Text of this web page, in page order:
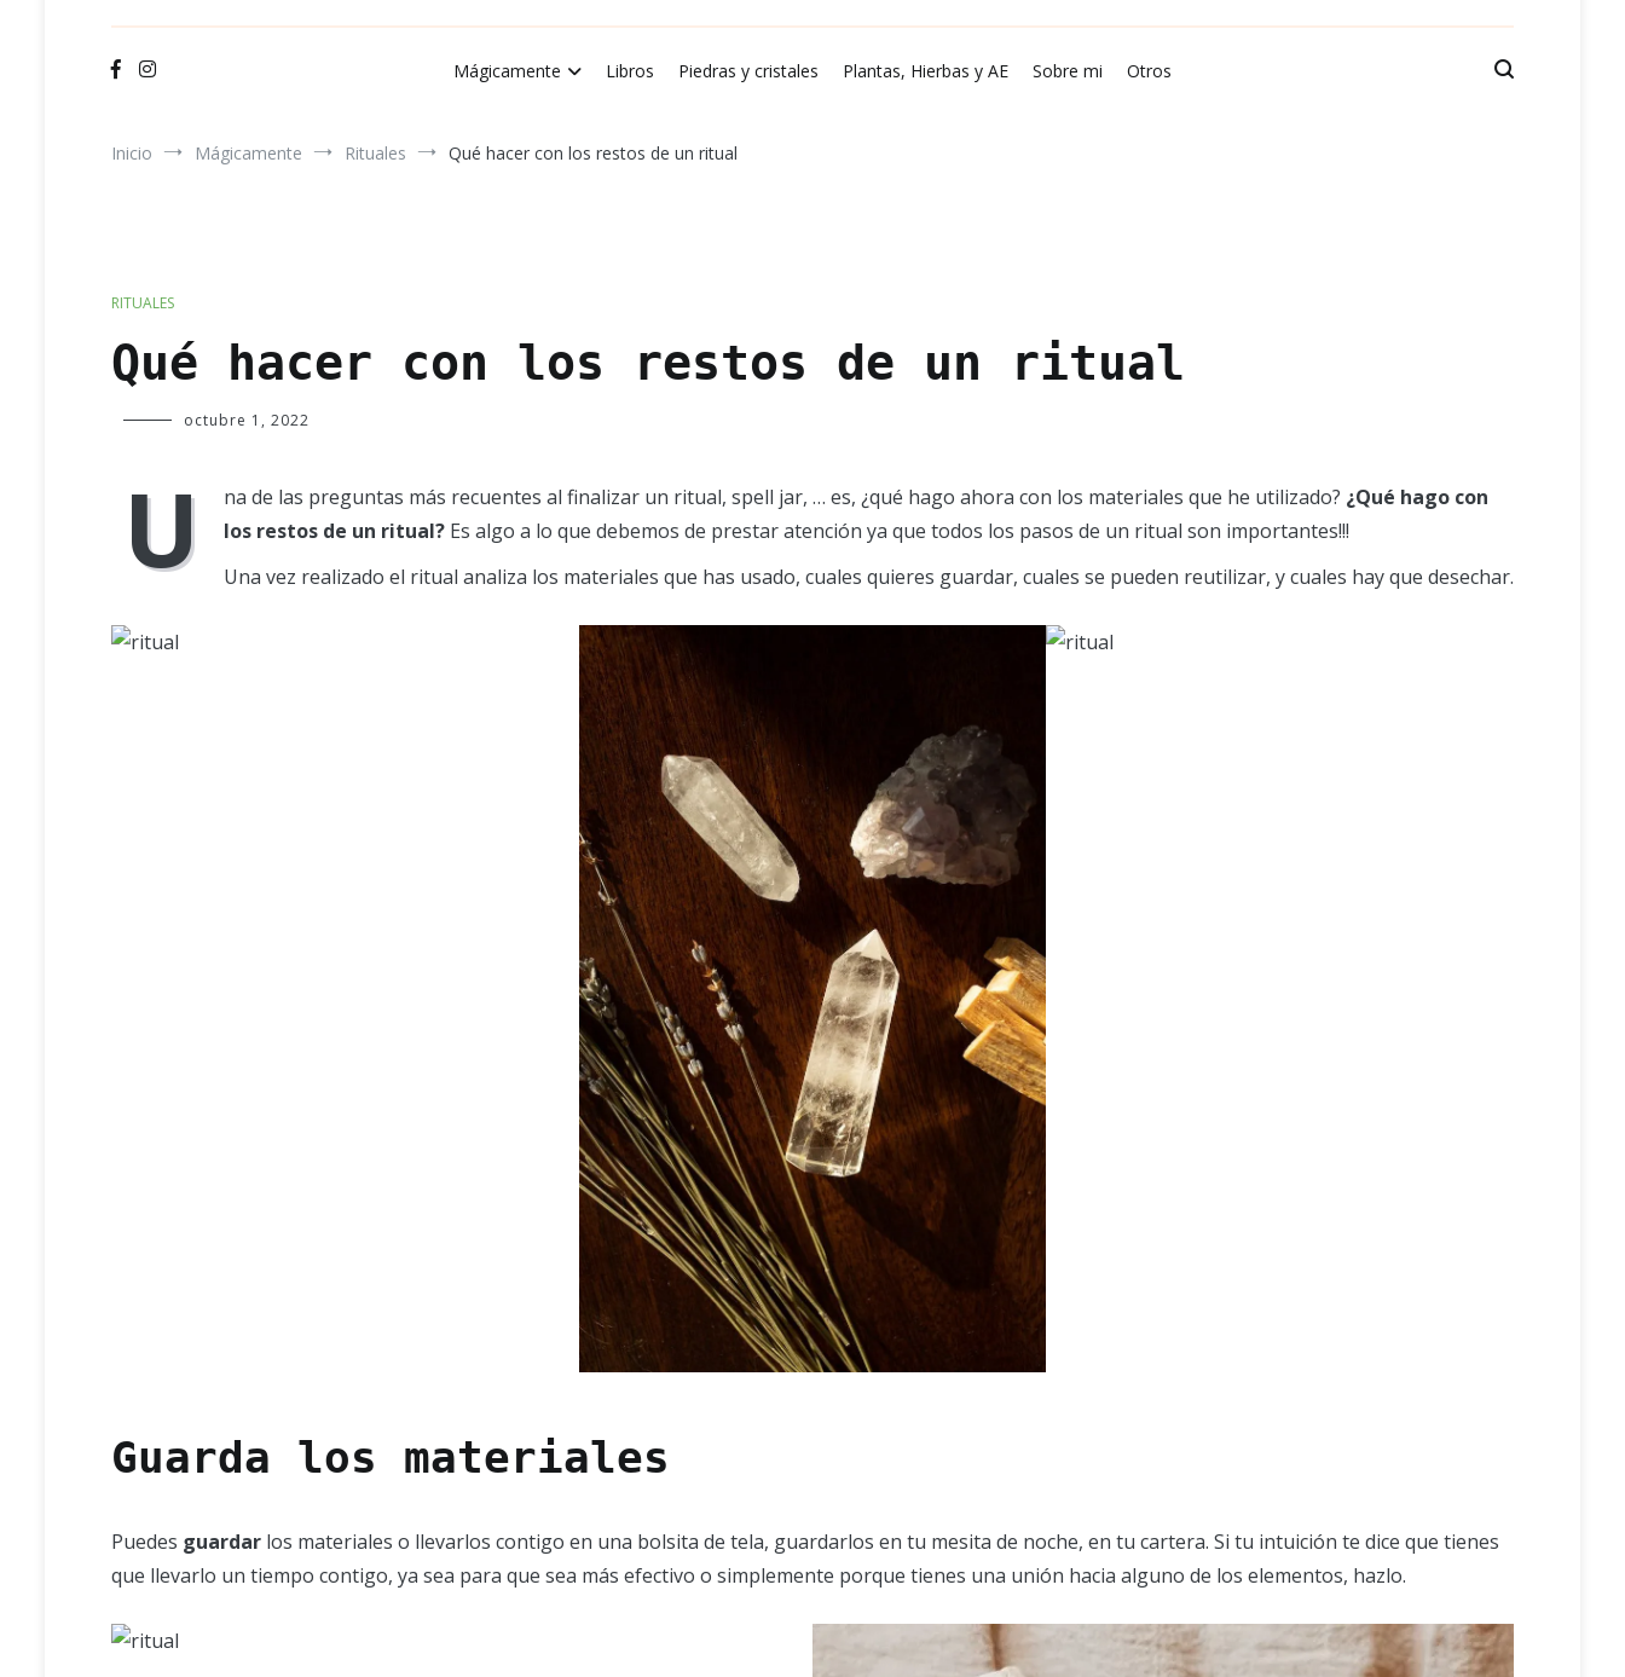
Mágicamente Libros Piedras y cristales Plantas, Hierbas y AE Sobre mi Otros
Inicio Mágicamente Rituales Qué hacer con los restos de un ritual
RITUALES
Qué hacer con los restos de un ritual
Verde
octubre 1, 2022
U na de las preguntas más recuentes al finalizar un ritual, spell jar, … es, ¿qué hago ahora con los materiales que he utilizado? ¿Qué hago con
los restos de un ritual? Es algo a lo que debemos de prestar atención ya que todos los pasos de un ritual son importantes!!!
Una vez realizado el ritual analiza los materiales que has usado, cuales quieres guardar, cuales se pueden reutilizar, y cuales hay que desechar.
Guarda los materiales
Puedes guardar los materiales o llevarlos contigo en una bolsita de tela, guardarlos en tu mesita de noche, en tu cartera. Si tu intuición te dice que tienes
que llevarlo un tiempo contigo, ya sea para que sea más efectivo o simplemente porque tienes una unión hacia alguno de los elementos, hazlo.